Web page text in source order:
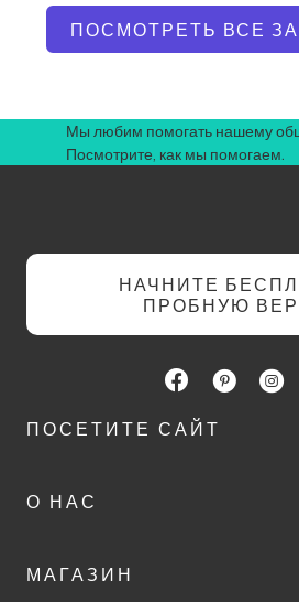
ПОСМОТРЕТЬ ВСЕ
Мы любим помогать нашему
Посмотрите, как мы помогаем.
НАЧНИТЕ
ПРОБНУЮ
ПОСЕТИТЕ САЙТ
О НАС
МАГАЗИН